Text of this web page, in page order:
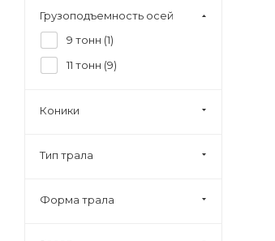
Грузоподъемность осей
9 тонн (1)
11 тонн (9)
Коники
Тип трала
Форма трала